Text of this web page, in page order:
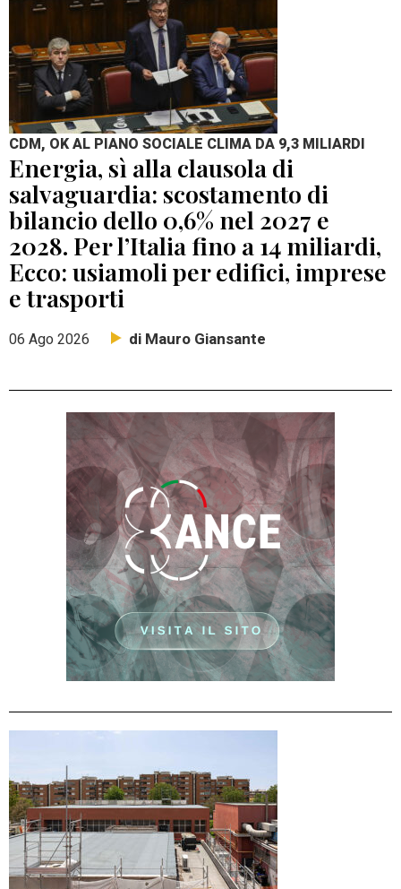
CDM, OK AL PIANO SOCIALE CLIMA DA 9,3 MILIARDI
Energia, sì alla clausola di
salvaguardia: scostamento di
bilancio dello 0,6% nel 2027 e
2028. Per l’Italia fino a 14 miliardi,
Ecco: usiamoli per edifici, imprese
e trasporti
06 Ago 2026 di Mauro Giansante